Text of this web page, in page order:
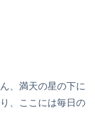
、満天の星の下に
、ここには毎日の